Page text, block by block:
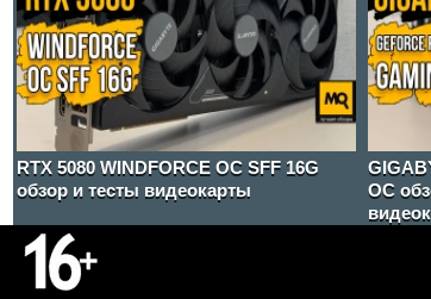
RTX 5080 WINDFORCE OC SFF 16G
обзор и тесты видеокарты
OC